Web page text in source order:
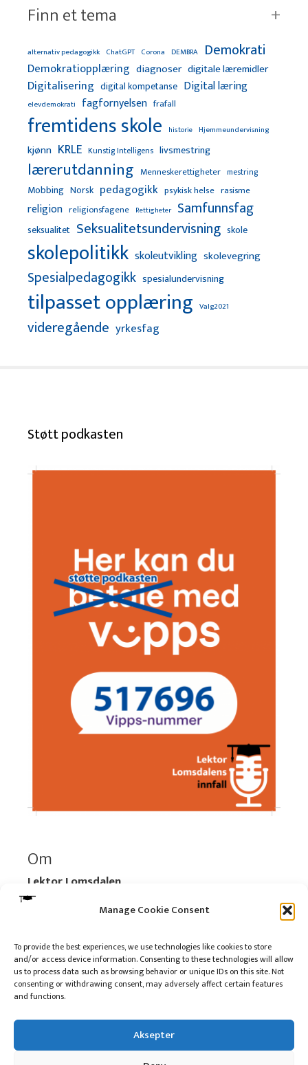
Manage Cookie Consent
To provide the best experiences, we use technologies like cookies to store
and/or access device information. Consenting to these technologies will allow
us to process data such as browsing behavior or unique IDs on this site. Not
consenting or withdrawing consent, may adversely affect certain features
and functions.
Aksepter
Finn et tema
alternativ pedagogikk ChatGPT Corona DEMBRA Demokrati
Demokratiopplæring diagnoser digitale læremidler
Digitalisering digital kompetanse Digital læring
elevdemokrati fagfornyelsen frafall
fremtidens skole historie Hjemmeundervisning
kjønn KRLE Kunstig Intelligens livsmestring
lærerutdanning Menneskerettigheter mestring
Mobbing Norsk pedagogikk psykisk helse rasisme
religion religionsfagene Rettigheter Samfunnsfag
seksualitet Seksualitetsundervisning skole
skolepolitikk skoleutvikling skolevegring
Spesialpedagogikk spesialundervisning
tilpasset opplæring Valg2021
videregående yrkesfag
Støtt podkasten
Om
Lektor Lomsdalen
Organisasjonsnummer:
920 712 312 MVA
Les mer:Om selskapet
Les mer:Om reklame på podkasten